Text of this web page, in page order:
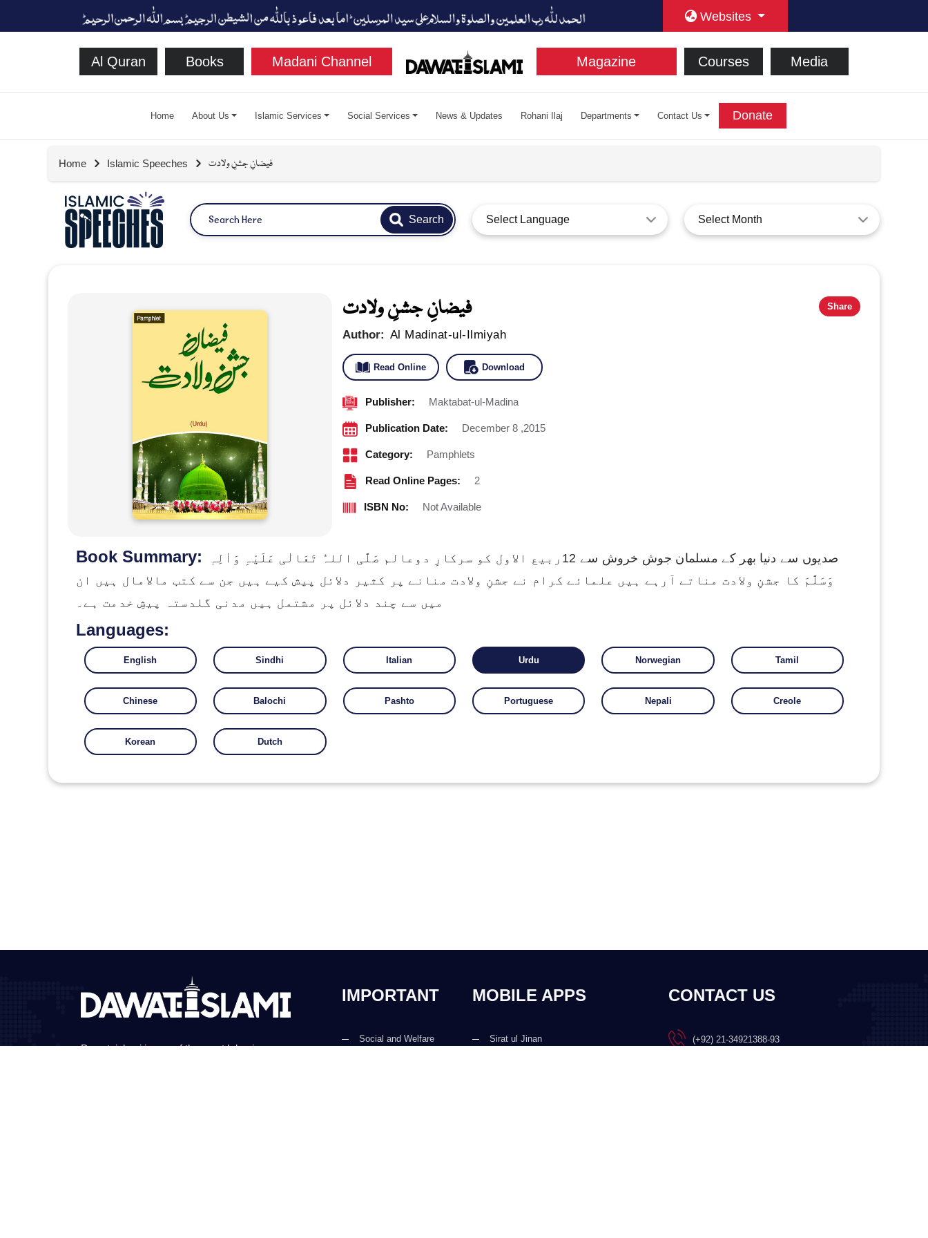
Websites
Al Quran Books Madani Channel Magazine Courses Media
Home About Us Islamic Services Social Services News & Updates Rohani Ilaj Departments Contact Us Donate
Home Islamic Speeches فیضانِ جشنِ ولادت
Search Select Language Select Month
فیضانِ جشنِ ولادت Share
Author: Al Madinat-ul-Ilmiyah
Read Online Download
Publisher: Maktabat-ul-Madina
Publication Date: December 8 ,2015
Category: Pamphlets
Read Online Pages: 2
ISBN No: Not Available
Book Summary:
صدیوں سے دنیا بھر کے مسلمان جوش خروش سے 12ربیع الاول کو سرکارِ دوعالم صَلَّی اللہُ تَعَالٰی عَلَیْہِ وَاٰلِہٖ
وَسَلَّمَ کا جشنِ ولادت مناتے آرہے ہیں علمائے کرام نے جشنِ ولادت منانے پر کثیر دلائل پیش کیے ہیں جن سے کتب مالامال ہیں ان
میں سے چند دلائل پر مشتمل ہیں مدنی گلدستہ پیشِ خدمت ہے۔
Languages:
English Sindhi Italian Urdu Norwegian Tamil
Chinese Balochi Pashto Portuguese Nepali Creole
Korean Dutch
Dawateislami is one of the great Islamic
IMPORTANT
Social and Welfare
MOBILE APPS
Sirat ul Jinan
CONTACT US
(+92) 21-34921388-93